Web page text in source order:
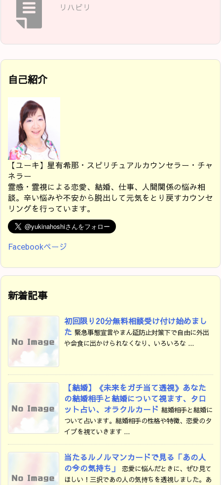
リハビリ
自己紹介
【ユーキ】星有希那・スピリチュアルカウンセラー・チャ
ネラー
霊感・霊視による恋愛、結婚、仕事、人間関係の悩み相
談。辛い悩みや不安から脱出して元気をとり戻すカウンセ
リングを行っています。
Facebookページ
新着記事
初回限り20分無料相談受け付け始めまし
た 緊急事態宣言やまん延防止対策下で自由に外出
や会食に出かけられなくなり、いろいろな ...
【結婚】《未来をガチ当て透視》あなた
の結婚相手と結婚について視ます、タロ
ット占い、オラクルカード 結婚相手と結婚に
ついて占います。結婚相手の性格や特徴、恋愛のタ
イプを視ていきます ...
当たるルノルマンカードで見る「あの人
の今の気持ち」
恋愛に悩んだときに、ぜひ見て
ほしい！三択であの人の気持ちを透視しました。あ